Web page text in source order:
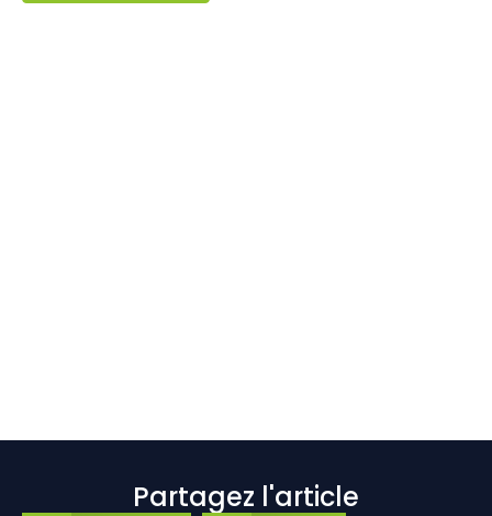
Partagez l'article